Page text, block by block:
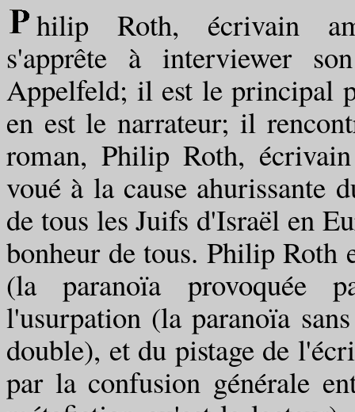
hilip Roth, écrivain
s'apprête à interviewer
Appelfeld; il est le principal
en est le narrateur; il
roman, Philip Roth,
voué à la cause ahurissante
de tous les Juifs d'Israël en
bonheur de tous. Philip Roth
(la paranoïa provoquée
l'usurpation (la paranoïa
double), et du pistage de
par la confusion générale